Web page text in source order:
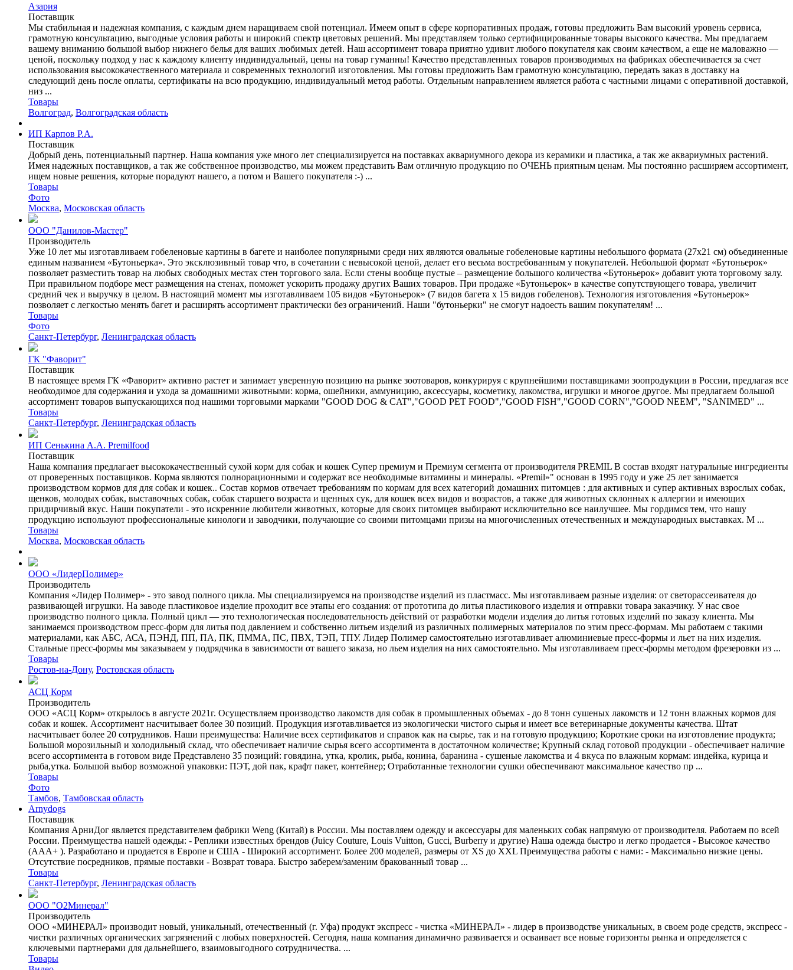
Азария
Поставщик
Мы стабильная и надежная компания, с каждым днем наращиваем свой потенциал. Имеем опыт в сфере корпоративных продаж, готовы предложить Вам высокий уровень сервиса,
грамотную консультацию, выгодные условия работы и широкий спектр цветовых решений. Мы представляем только сертифицированные товары высокого качества. Мы предлагаем
вашему вниманию большой выбор нижнего белья для ваших любимых детей. Наш ассортимент товара приятно удивит любого покупателя как своим качеством, а еще не маловажно —
ценой, поскольку подход у нас к каждому клиенту индивидуальный, цены на товар гуманны! Качество представленных товаров производимых на фабриках обеспечивается за счет
использования высококачественного материала и современных технологий изготовления. Мы готовы предложить Вам грамотную консультацию, передать заказ в доставку на
следующий день после оплаты, сертификаты на всю продукцию, индивидуальный метод работы. Отдельным направлением является работа с частными лицами с оперативной доставкой,
низ ...
Товары
Волгоград, Волгоградская область
ИП Карпов Р.А.
Поставщик
Добрый день, потенциальный партнер. Наша компания уже много лет специализируется на поставках аквариумного декора из керамики и пластика, а так же аквариумных растений.
Имея надежных поставщиков, а так же собственное производство, мы можем представить Вам отличную продукцию по ОЧЕНЬ приятным ценам. Мы постоянно расширяем ассортимент,
ищем новые решения, которые порадуют нашего, а потом и Вашего покупателя :-) ...
Товары
Фото
Москва, Московская область
ООО "Данилов-Мастер"
Производитель
Уже 10 лет мы изготавливаем гобеленовые картины в багете и наиболее популярными среди них являются овальные гобеленовые картины небольшого формата (27х21 см) объединенные
единым названием «Бутоньерка». Это эксклюзивный товар что, в сочетании с невысокой ценой, делает его весьма востребованным у покупателей. Небольшой формат «Бутоньерок»
позволяет разместить товар на любых свободных местах стен торгового зала. Если стены вообще пустые – размещение большого количества «Бутоньерок» добавит уюта торговому залу.
При правильном подборе мест размещения на стенах, поможет ускорить продажу других Ваших товаров. При продаже «Бутоньерок» в качестве сопутствующего товара, увеличит
средний чек и выручку в целом. В настоящий момент мы изготавливаем 105 видов «Бутоньерок» (7 видов багета х 15 видов гобеленов). Технология изготовления «Бутоньерок»
позволяет с легкостью менять багет и расширять ассортимент практически без ограничений. Наши "бутоньерки" не смогут надоесть вашим покупателям! ...
Товары
Фото
Санкт-Петербург, Ленинградская область
ГК "Фаворит"
Поставщик
В настоящее время ГК «Фаворит» активно растет и занимает уверенную позицию на рынке зоотоваров, конкурируя с крупнейшими поставщиками зоопродукции в России, предлагая все
необходимое для содержания и ухода за домашними животными: корма, ошейники, аммуницию, аксессуары, косметику, лакомства, игрушки и многое другое. Мы предлагаем большой
ассортимент товаров выпускающихся под нашими торговыми марками "GOOD DOG & CAT","GOOD PET FOOD","GOOD FISH","GOOD CORN","GOOD NEEM", "SANIMED" ...
Товары
Санкт-Петербург, Ленинградская область
ИП Сенькина А.А. Premilfood
Поставщик
Наша компания предлагает высококачественный сухой корм для собак и кошек Супер премиум и Премиум сегмента от производителя PREMIL В состав входят натуральные ингредиенты
от проверенных поставщиков. Корма являются полнорационными и содержат все необходимые витамины и минералы. «Premil»" основан в 1995 году и уже 25 лет занимается
производством кормов для для собак и кошек.. Состав кормов отвечает требованиям по кормам для всех категорий домашних питомцев : для активных и супер активных взрослых собак,
щенков, молодых собак, выставочных собак, собак старшего возраста и щенных сук, для кошек всех видов и возрастов, а также для животных склонных к аллергии и имеющих
придирчивый вкус. Наши покупатели - это искренние любители животных, которые для своих питомцев выбирают исключительно все наилучшее. Мы гордимся тем, что нашу
продукцию используют профессиональные кинологи и заводчики, получающие со своими питомцами призы на многочисленных отечественных и международных выставках. М ...
Товары
Москва, Московская область
ООО «ЛидерПолимер»
Производитель
Компания «Лидер Полимер» - это завод полного цикла. Мы специализируемся на производстве изделий из пластмасс. Мы изготавливаем разные изделия: от светорассеивателя до
развивающей игрушки. На заводе пластиковое изделие проходит все этапы его создания: от прототипа до литья пластикового изделия и отправки товара заказчику. У нас свое
производство полного цикла. Полный цикл — это технологическая последовательность действий от разработки модели изделия до литья готовых изделий по заказу клиента. Мы
занимаемся производством пресс-форм для литья под давлением и собственно литьем изделий из различных полимерных материалов по этим пресс-формам. Мы работаем с такими
материалами, как АБС, АСА, ПЭНД, ПП, ПА, ПК, ПММА, ПС, ПВХ, ТЭП, ТПУ. Лидер Полимер самостоятельно изготавливает алюминиевые пресс-формы и льет на них изделия.
Стальные пресс-формы мы заказываем у подрядчика в зависимости от вашего заказа, но льем изделия на них самостоятельно. Мы изготавливаем пресс-формы методом фрезеровки из ...
Товары
Ростов-на-Дону, Ростовская область
АСЦ Корм
Производитель
ООО «АСЦ Корм» открылось в августе 2021г. Осуществляем производство лакомств для собак в промышленных объемах - до 8 тонн сушеных лакомств и 12 тонн влажных кормов для
собак и кошек. Ассортимент насчитывает более 30 позиций. Продукция изготавливается из экологически чистого сырья и имеет все ветеринарные документы качества. Штат
насчитывает более 20 сотрудников. Наши преимущества: Наличие всех сертификатов и справок как на сырье, так и на готовую продукцию; Короткие сроки на изготовление продукта;
Большой морозильный и холодильный склад, что обеспечивает наличие сырья всего ассортимента в достаточном количестве; Крупный склад готовой продукции - обеспечивает наличие
всего ассортимента в готовом виде Представлено 35 позиций: говядина, утка, кролик, рыба, конина, баранина - сушеные лакомства и 4 вкуса по влажным кормам: индейка, курица и
рыба,утка. Большой выбор возможной упаковки: ПЭТ, дой пак, крафт пакет, контейнер; Отработанные технологии сушки обеспечивают максимальное качество пр ...
Товары
Фото
Тамбов, Тамбовская область
Arnydogs
Поставщик
Компания АрниДог является представителем фабрики Weng (Китай) в России. Мы поставляем одежду и аксессуары для маленьких собак напрямую от производителя. Работаем по всей
России. Преимущества нашей одежды: - Реплики известных брендов (Juicy Couture, Louis Vuitton, Gucci, Burberry и другие) Наша одежда быстро и легко продается - Высокое качество
(ААА+ ). Разработано и продается в Европе и США - Широкий ассортимент. Более 200 моделей, размеры от XS до XXL Преимущества работы с нами: - Максимально низкие цены.
Отсутствие посредников, прямые поставки - Возврат товара. Быстро заберем/заменим бракованный товар ...
Товары
Санкт-Петербург, Ленинградская область
ООО "О2Минерал"
Производитель
ООО «МИНЕРАЛ» производит новый, уникальный, отечественный (г. Уфа) продукт экспресс - чистка «МИНЕРАЛ» - лидер в производстве уникальных, в своем роде средств, экспресс -
чистки различных органических загрязнений с любых поверхностей. Сегодня, наша компания динамично развивается и осваивает все новые горизонты рынка и определяется с
ключевыми партнерами для дальнейшего, взаимовыгодного сотрудничества. ...
Товары